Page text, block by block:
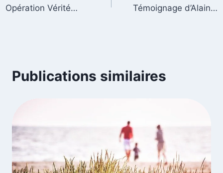
Opération Vérité… Témoignage d’Alain…
Publications similaires